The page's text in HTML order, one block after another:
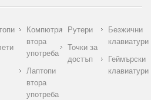
Компютри
втора
употреба
Лаптопи
втора
употреба
Рутери
Точки за
достъп
Безжични
клавиатури
Геймърски
клавиатури